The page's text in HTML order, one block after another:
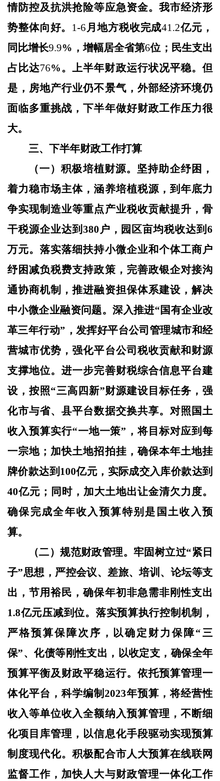
情防控及抗洪抢险等应急资金。我市经济形
势整体向好。 1-6月地方税收完成41.2亿元，
同比增长9.9%，增幅居全省第6位；民生支出
占比达76%。上半年财政运行状况平稳。但
是， 房地产行业仍不景气 ，外部经济环境仍
面临多重挑战，下半年做好财政工作压力很
大。
三、下半年财政工作打算
（一）积极培植财源。 坚持助企纾困，
着力稳市场主体，涵养培植税源，到年底力
争实现制造业等重点产业税收贡献提升，骨
干税源企业达到 380户，园区亩均税收达到6
万元。落实落细扶持小微企业和个体工商户
纾困减负税费支持政策，完善政银企对接沟
通协商机制，推进融资担保体系建设，解决
中小微企业融资问题。深入推进“国有企业改
革三年行动”，发挥好平台公司管理城市和经
营城市优势，强化平台公司税收贡献和财源
支撑地位。进一步完善财税综合信息平台建
设，按照“三高四新”财源建设目标任务，强
化市与省、县平台数据交换共享。对照国土
收入预算实行“一地一策”，将目标对应到每
一宗地；加快土地招拍挂，确保本年土地挂
牌价款达到100亿元，实际成交入库价款达到
40亿元；同时，加大土地出让金清欠力度。
确保完成全年收入预算特别是国土收入预
算。
（二）规范财政管理。牢固树立过“紧日
子”思想，严控会议、差旅、培训、论坛等支
出，节用裕民，确保年初非急需非刚性支出
1.8亿元压减到位。 落实预算执行控制机制，
严格预算保障次序，以确定财力保障“三
保”、化债等刚性支出，以收定支，确保全年
预算平衡及财政平稳运行。依托预算管理一
体化平台，科学编制 2023年预算，将经营性
收入等单位收入全额纳入预算管理， 不断细
化项目库管理，以信息化手段驱动实现预算
制度现代化。积极配合市人大预算在线联网
监督工作，加快人大与财政管理一体化工作